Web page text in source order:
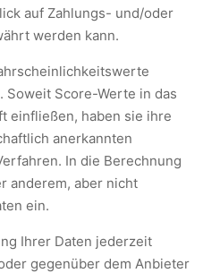
auf Zahlungs- und/oder
werden kann.
Soweit Score-Werte in das
einfließen, haben sie ihre
anerkannten
In die Berechnung
anderem, aber nicht
ein.
Ihrer Daten jederzeit
gegenüber dem Anbieter